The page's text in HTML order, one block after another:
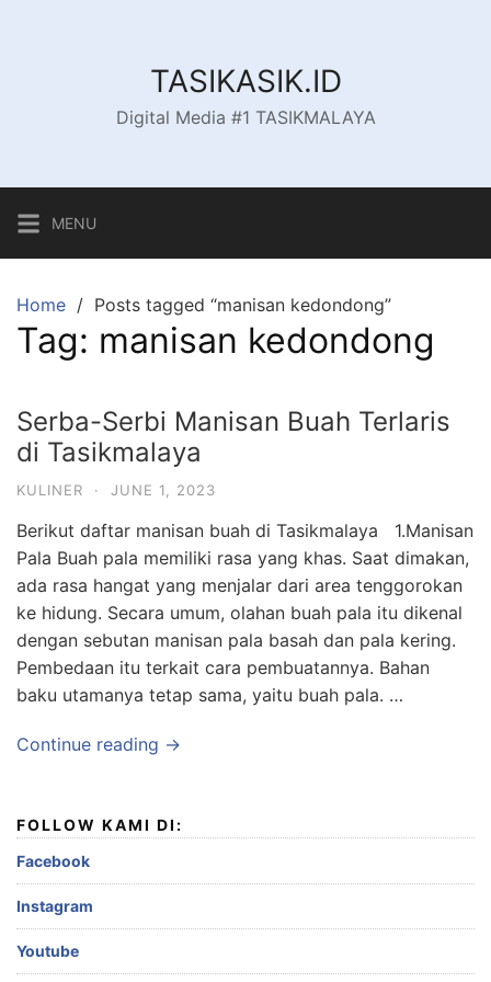
TASIKASIK.ID
Digital Media #1 TASIKMALAYA
MENU
Home Posts tagged “manisan kedondong”
Tag: manisan kedondong
Serba-Serbi Manisan Buah Terlaris
di Tasikmalaya
KULINER · JUNE 1, 2023
Berikut daftar manisan buah di Tasikmalaya 1.Manisan
Pala Buah pala memiliki rasa yang khas. Saat dimakan,
ada rasa hangat yang menjalar dari area tenggorokan
ke hidung. Secara umum, olahan buah pala itu dikenal
dengan sebutan manisan pala basah dan pala kering.
Pembedaan itu terkait cara pembuatannya. Bahan
baku utamanya tetap sama, yaitu buah pala. …
Continue reading →
FOLLOW KAMI DI:
Facebook
Instagram
Youtube